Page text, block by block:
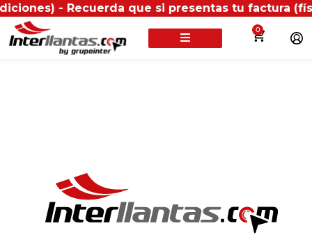
- Recuerda que si presentas tu factura
0